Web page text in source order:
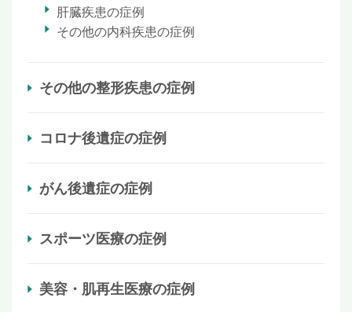
肝臓疾患の症例
その他の内科疾患の症例
その他の整形疾患の症例
コロナ後遺症の症例
がん後遺症の症例
スポーツ医療の症例
美容・肌再生医療の症例